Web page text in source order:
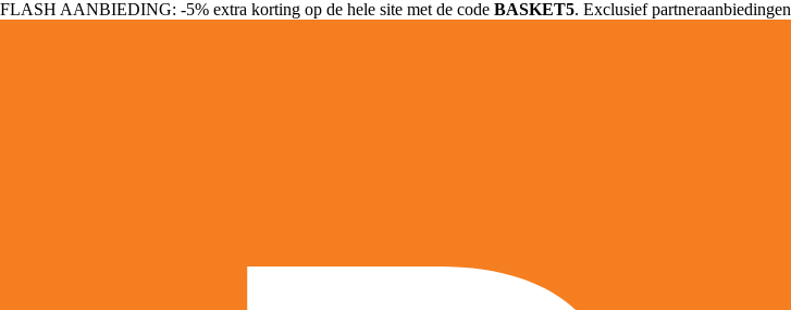
FLASH AANBIEDING: -5% extra korting op de hele site met de code BASKET5. Exclusief partneraanbiedingen